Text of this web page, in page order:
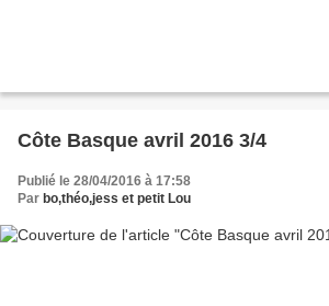
Côte Basque avril 2016 3/4
Publié le 28/04/2016 à 17:58
Par bo,théo,jess et petit Lou